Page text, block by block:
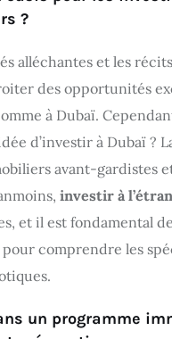
?
alléchantes et les
des opportunités
à Dubaï.
d’investir à Dubaï ?
avant-gardistes
investir à
et il est fondamental
pour comprendre les
un programme